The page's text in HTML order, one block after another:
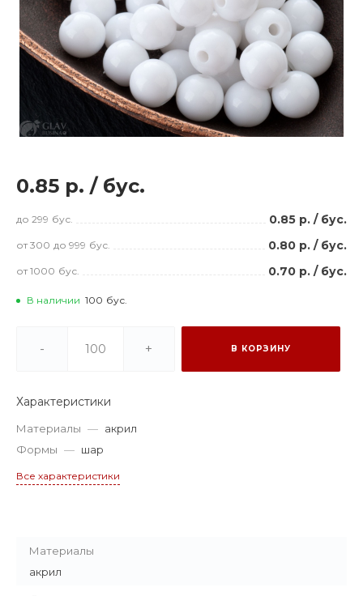
0.85 р. / бус.
до 299 бус. 0.85 р. / бус.
от 300 до 999 бус. 0.80 р. / бус.
от 1000 бус. 0.70 р. / бус.
В наличии 100 бус.
- + В КОРЗИНУ
Характеристики
Материалы — акрил
Формы — шар
Все характеристики
Материалы
акрил